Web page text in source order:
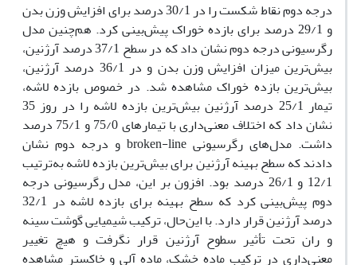
درجه دوم نقاط شکست را در 30/1 درصد برای افزایش وزن بدن
و 29/1 درصد برای بازده خوراک پیش‌بینی کرد. هم‌چنین مدل
رگرسیونی درجه دوم نشان داد که در سطح 37/1 درصد آرژنین،
بیش‌ترین میزان افزایش وزن بدن و در 36/1 درصد آرژنین،
بیش‌ترین بازده خوراک مشاهده شد. در خصوص بازده لاشه،
تیمار 25/1 درصد آرژنین بیش‌ترین بازده لاشه را در روز 35
نشان داد که اختلاف معنی‌داری با تیمارهای 75/0 و 75/1 درصد
داشت. مدل‌های رگرسیونی broken-line و درجه دوم نشان
دادند که سطح بهینه آرژنین برای بیش‌ترین بازده لاشه به‌ترتیب
12/1 و 26/1 درصد بود. افزون بر این، مدل رگرسیونی درجه
دوم پیش‌بینی کرد که سطح بهینه برای بازده لاشه در 32/1
درصد آرژنین قرار دارد. با این‌حال، ترکیب شیمیایی گوشت سینه
و ران تحت تأثیر سطوح آرژنین قرار نگرفت و هیچ تغییر
معنی‌داری در ترکیب ماده خشک، ماده آلی و خاکستر مشاهده